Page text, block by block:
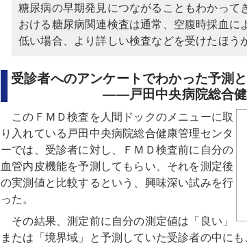
糖尿病の早期発見につながることもわかって
おける糖尿病関連検査は通常、空腹時採血に
低い場合、より詳しい検査などを受けたほう
受診者へのアンケートでわかった予測
――戸田中央病院総合健康
このＦＭＤ検査を人間ドックのメニューに取
り入れている戸田中央病院総合健康管理センタ
ーでは、受診者に対し、ＦＭＤ検査前に自分の
血管内皮機能を予測してもらい、それを測定後
の実測値と比較するという、興味深い試みを行
った。
その結果、測定前に自分の測定値は「良い」
または「境界域」と予測していた受診者の中に